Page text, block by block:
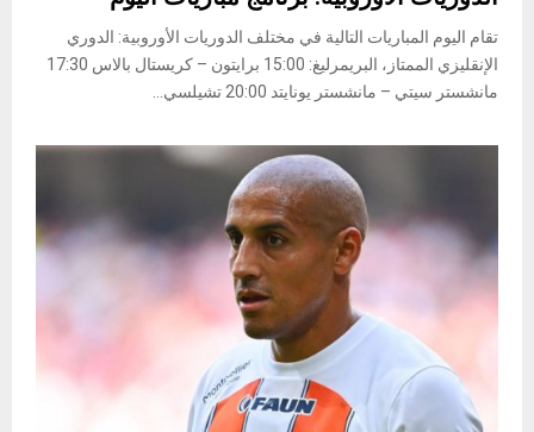
تقام اليوم المباريات التالية في مختلف الدوريات الأوروبية: ​الدوري
الإنقليزي الممتاز​، البريمرليغ: 15:00 برايتون – كريستال بالاس 17:30
مانشستر سيتي – مانشستر يونايتد 20:00 تشيلسي...